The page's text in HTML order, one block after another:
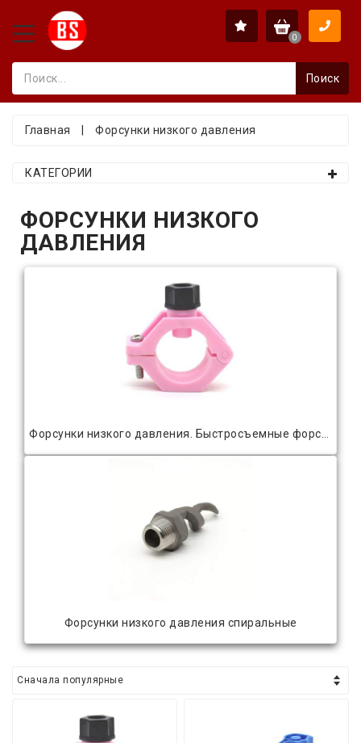
0
Поиск
Главная Форсунки низкого давления
КАТЕГОРИИ
ФОРСУНКИ НИЗКОГО
ДАВЛЕНИЯ
Форсунки низкого давления спиральные